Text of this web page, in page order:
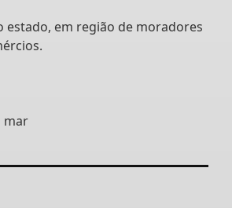
estado, em região de moradores
mar